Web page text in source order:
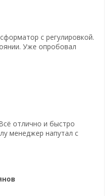
с регулировкой.
Уже опробовал
отлично и быстро
менеджер напутал с